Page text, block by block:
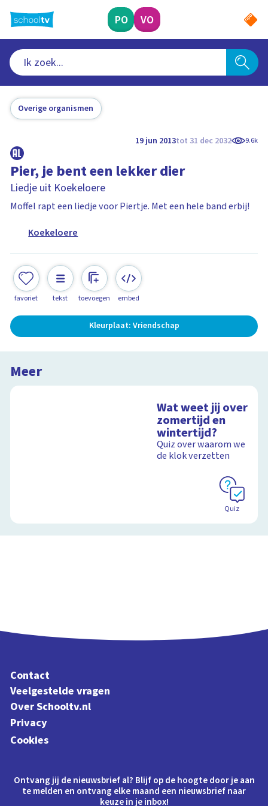
naar
hoofdinhoud
PO VO
Overige organismen
19 jun 2013tot 31 dec 2032 9.6k
Pier, je bent een lekker dier
Liedje uit Koekeloere
Moffel rapt een liedje voor Piertje. Met een hele band erbij!
Koekeloere
favoriet tekst toevoegen embed
Kleurplaat: Vriendschap
Meer
Wat weet jij over
zomertijd en
wintertijd?
Quiz over waarom we
de klok verzetten
Quiz
Contact
Veelgestelde vragen
Over Schooltv.nl
Privacy
Cookies
Ontvang jij de nieuwsbrief al? Blijf op de hoogte door je aan
te melden en ontvang elke maand een nieuwsbrief naar
keuze in je inbox!